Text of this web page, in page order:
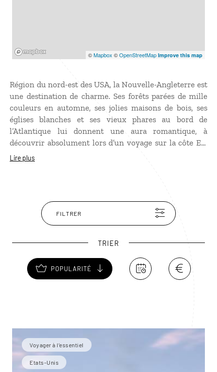
©Mapbox ©OpenStreetMap Improve this map
Région du nord-est des USA, la Nouvelle-Angleterre est
une destination de charme. Ses forêts parées de mille
couleurs en automne, ses jolies maisons de bois, ses
églises blanches et ses vieux phares au bord de
l’Atlantique lui donnent une aura romantique, à
découvrir absolument lors d’un voyage sur la côte Est
des Etats-Unis. Des rues pavées de Boston aux dunes de
rythme, en profitant des spécialités culinaires locales
comme le homard ou la soupe de palourdes !
Lire plus
FILTRER
TRIER
POPULARITÉ
Voyager à l’essentiel
Etats-Unis